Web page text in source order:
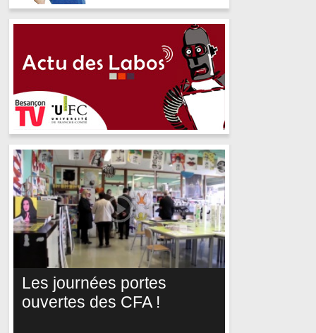
Les journées portes
ouvertes des CFA !